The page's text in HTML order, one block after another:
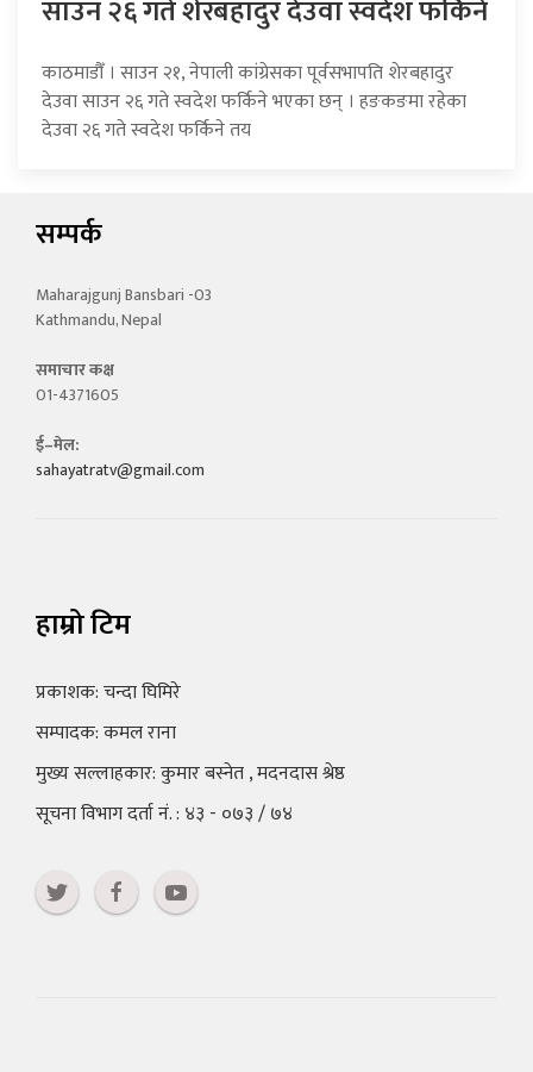
साउन २६ गते शेरबहादुर देउवा स्वदेश फर्किने
काठमाडौँ । साउन २१, नेपाली कांग्रेसका पूर्वसभापति शेरबहादुर
देउवा साउन २६ गते स्वदेश फर्किने भएका छन् । हङकङमा रहेका
देउवा २६ गते स्वदेश फर्किने तय
सम्पर्क
Maharajgunj Bansbari -03
Kathmandu, Nepal
समाचार कक्ष
01-4371605
ई–मेल:
sahayatratv@gmail.com
हाम्रो टिम
प्रकाशक: चन्दा घिमिरे
सम्पादक: कमल राना
मुख्य सल्लाहकार: कुमार बस्नेत , मदनदास श्रेष्ठ
सूचना विभाग दर्ता नं. : ४३ - ०७३ / ७४